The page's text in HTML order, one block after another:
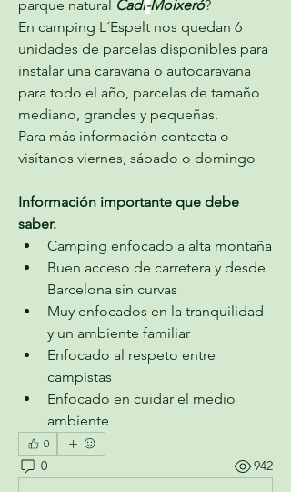
parque natural Cadí-Moixeró?
En camping L´Espelt nos quedan 6
unidades de parcelas disponibles para
instalar una caravana o autocaravana
para todo el año, parcelas de tamaño
mediano, grandes y pequeñas.
Para más información contacta o
visítanos viernes, sábado o domingo
Información importante que debe
saber.
Camping enfocado a alta montaña
Buen acceso de carretera y desde
Barcelona sin curvas
Muy enfocados en la tranquilidad
y un ambiente familiar
Enfocado al respeto entre
campistas
Enfocado en cuidar el medio
ambiente
0
0 942